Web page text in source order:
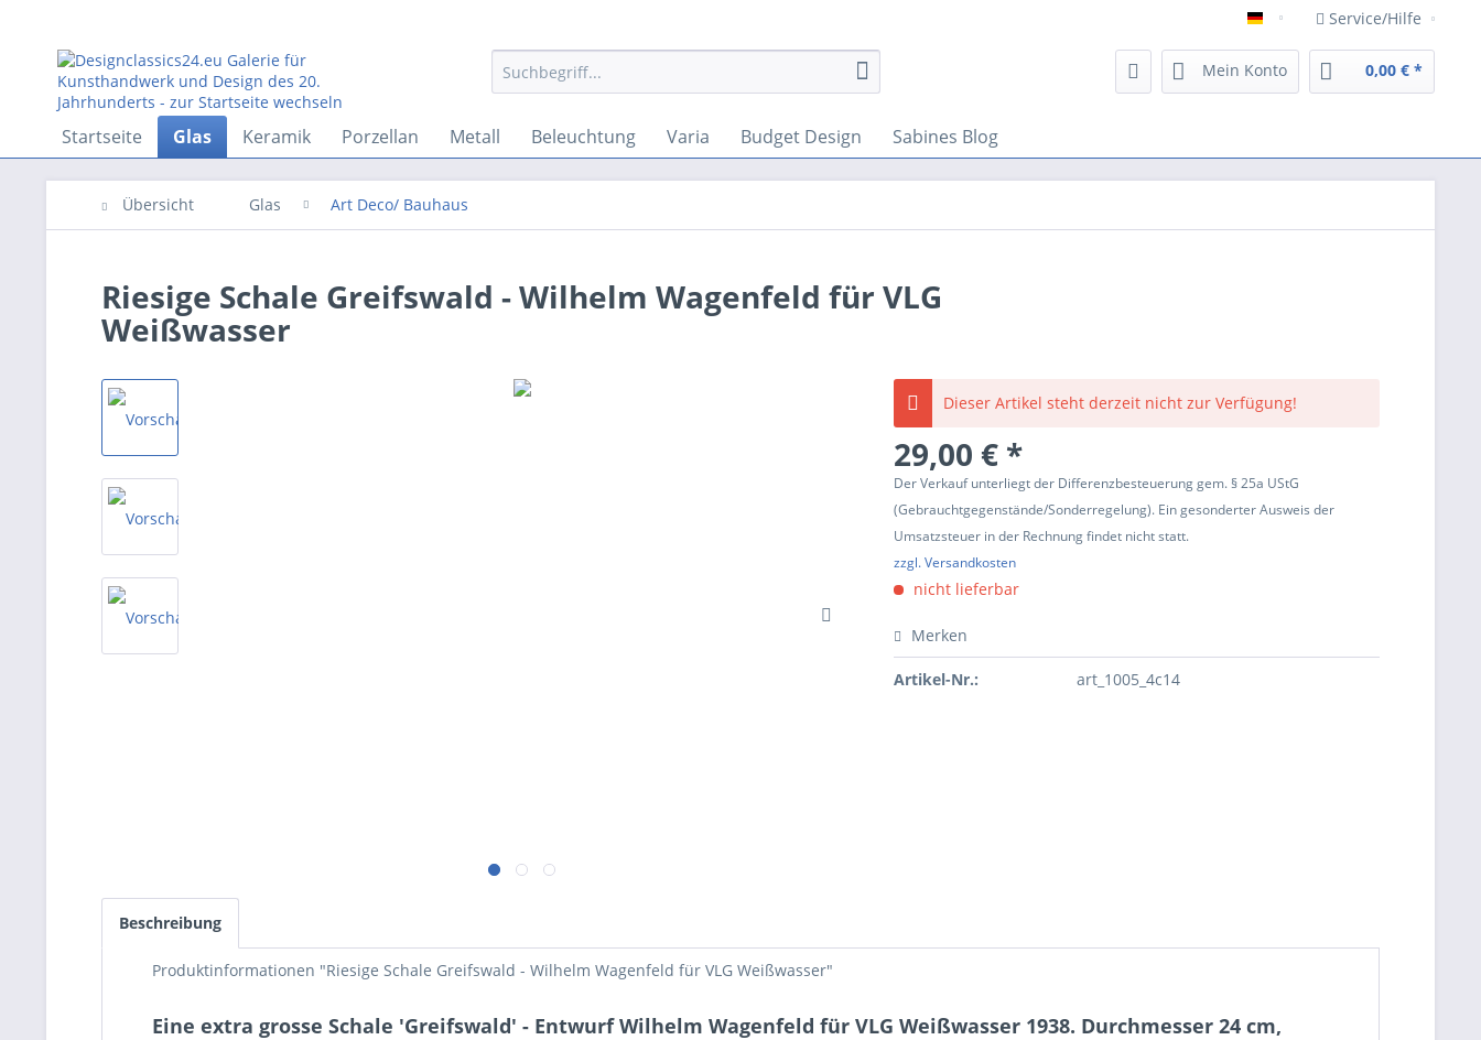
Deutsch Service/Hilfe
Mein Konto 0,00 € *
Startseite Glas Keramik Porzellan Metall Beleuchtung Varia Budget Design Sabines Blog
Übersicht Glas Art Deco/ Bauhaus
Riesige Schale Greifswald - Wilhelm Wagenfeld für VLG
Weißwasser
Dieser Artikel steht derzeit nicht zur Verfügung!
29,00 € *
Der Verkauf unterliegt der Differenzbesteuerung gem. § 25a UStG
(Gebrauchtgegenstände/Sonderregelung). Ein gesonderter Ausweis der
Umsatzsteuer in der Rechnung findet nicht statt.
zzgl. Versandkosten
nicht lieferbar
Merken
Artikel-Nr.: art_1005_4c14
Beschreibung
Produktinformationen "Riesige Schale Greifswald - Wilhelm Wagenfeld für VLG Weißwasser"
Eine extra grosse Schale 'Greifswald' - Entwurf Wilhelm Wagenfeld für VLG Weißwasser 1938. Durchmesser 24 cm,